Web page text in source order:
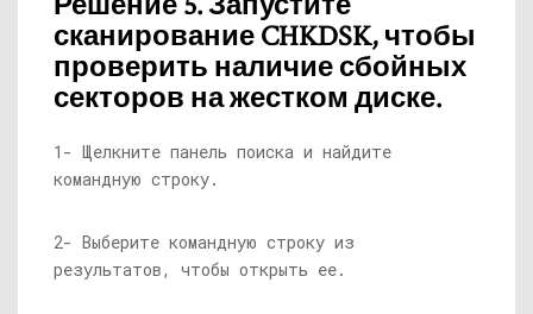
сканирование CHKDSK, чтобы
проверить наличие сбойных
секторов на жестком диске.
1- Щелкните панель поиска и найдите
командную строку.
2- Выберите командную строку из
результатов, чтобы открыть ее.